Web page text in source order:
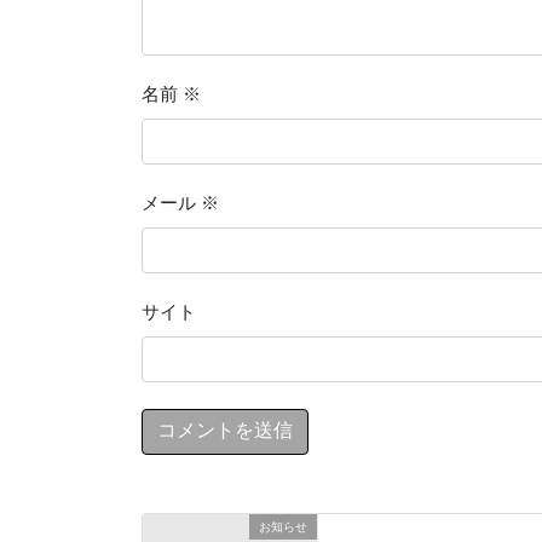
名前 ※
メール ※
サイト
お知らせ